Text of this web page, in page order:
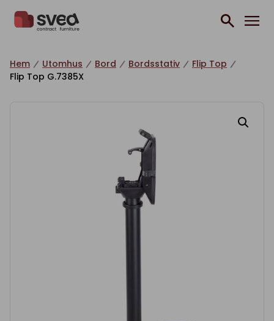
Hem Utomhus Bord Bordsstativ
Flip Top
Flip Top G.7385X